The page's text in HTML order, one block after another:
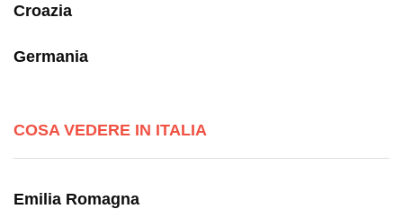
Croazia
Germania
COSA VEDERE IN ITALIA
Emilia Romagna